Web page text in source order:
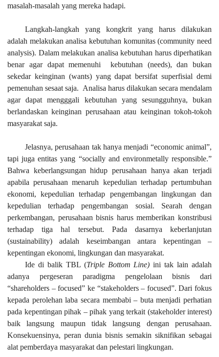
masalah-masalah yang mereka hadapi.
Langkah-langkah yang kongkrit yang harus dilakukan
adalah melakukan analisa kebutuhan komunitas (community need
analysis). Dalam melakukan analisa kebutuhan harus diperhatikan
benar agar dapat memenuhi kebutuhan (needs), dan bukan
sekedar keinginan (wants) yang dapat bersifat superfisial demi
pemenuhan sesaat saja. Analisa harus dilakukan secara mendalam
agar dapat mengggali kebutuhan yang sesungguhnya, bukan
berlandaskan keinginan perusahaan atau keinginan tokoh-tokoh
masyarakat saja.
Jelasnya, perusahaan tak hanya menjadi “economic animal”,
tapi juga entitas yang “socially and environmetally responsible.”
Bahwa keberlangsungan hidup perusahaan hanya akan terjadi
apabila perusahaan menaruh kepedulian terhadap pertumbuhan
ekonomi, kepedulian terhadap pengembangan lingkungan dan
kepedulian terhadap pengembangan sosial. Searah dengan
perkembangan, perusahaan bisnis harus memberikan konstribusi
terhadap tiga hal tersebut. Pada dasarnya keberlanjutan
(sustainability) adalah keseimbangan antara kepentingan –
kepentingan ekonomi, lingkungan dan masyarakat.
Ide di balik TBL (Triple Bottom Line)ini tak lain adalah
adanya pergeseran paradigma pengelolaan bisnis dari
“shareholders – focused” ke “stakeholders – focused”. Dari fokus
kepada perolehan laba secara membabi – buta menjadi perhatian
pada kepentingan pihak – pihak yang terkait (stakeholder interest)
baik langsung maupun tidak langsung dengan perusahaan.
Konsekuensinya, peran dunia bisnis semakin siknifikan sebagai
alat pemberdaya masyarakat dan pelestari lingkungan.